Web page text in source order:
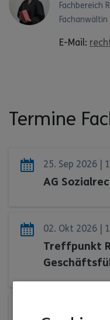
Fachbereich
E-Mail:
Termine
25. Sep 2026 |
AG
02. Okt 2026 |
Treffpunkt